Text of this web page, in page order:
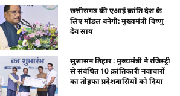
छत्तीसगढ़ की एआई क्रांति देश के
लिए मॉडल बनेगी: मुख्यमंत्री विष्णु
देव साय
सुशासन तिहार : मुख्यमंत्री ने रजिस्ट्री
से संबंधित 10 क्रांतिकारी नवाचारों
का तोहफा प्रदेशवासियों को दिया